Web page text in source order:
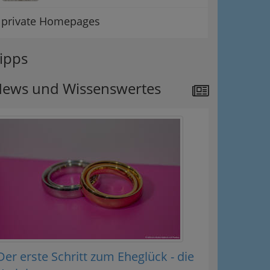
private Homepages
und Wissenswertes
erste Schritt zum Eheglück - die